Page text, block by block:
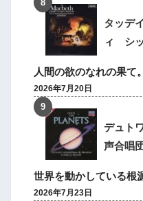
タッデ
ィ シ
人間の欲のなれの果て
2026年7月20日
デュト
声合唱
世界を動かしている根
2026年7月23日